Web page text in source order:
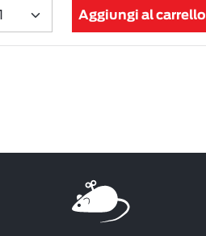
Aggiungi al carrello